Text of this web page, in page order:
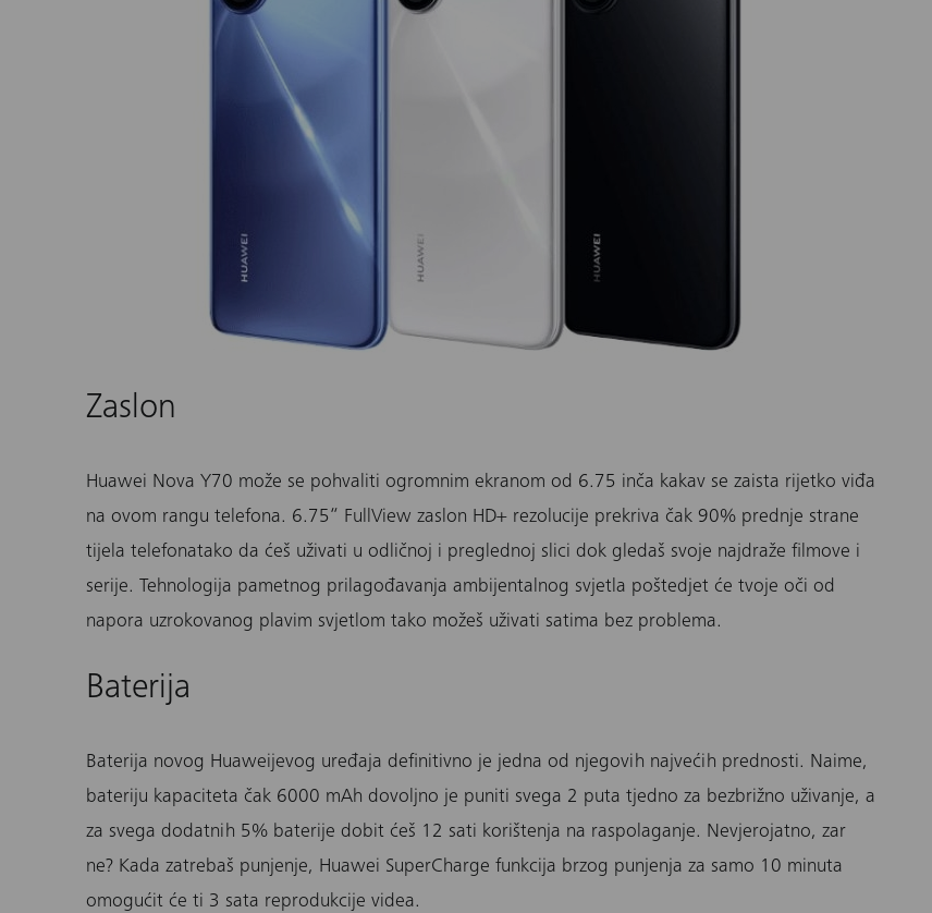
Zaslon
Huawei Nova Y70 može se pohvaliti ogromnim ekranom od 6.75 inča kakav se zaista rijetko viđa
na ovom rangu telefona. 6.75“ FullView zaslon HD+ rezolucije prekriva čak 90% prednje strane
tijela telefonatako da ćeš uživati u odličnoj i preglednoj slici dok gledaš svoje najdraže filmove i
serije. Tehnologija pametnog prilagođavanja ambijentalnog svjetla poštedjet će tvoje oči od
napora uzrokovanog plavim svjetlom tako možeš uživati satima bez problema.
Baterija
Baterija novog Huaweijevog uređaja definitivno je jedna od njegovih najvećih prednosti. Naime,
bateriju kapaciteta čak 6000 mAh dovoljno je puniti svega 2 puta tjedno za bezbrižno uživanje, a
za svega dodatnih 5% baterije dobit ćeš 12 sati korištenja na raspolaganje. Nevjerojatno, zar
ne? Kada zatrebaš punjenje, Huawei SuperCharge funkcija brzog punjenja za samo 10 minuta
omogućit će ti 3 sata reprodukcije videa.